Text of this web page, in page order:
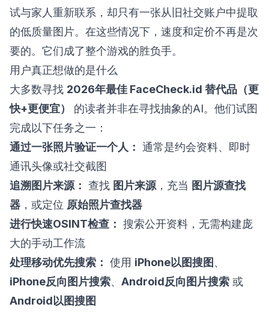
试与家人重新联系，却只有一张从旧社交账户中提取
的低质量图片。在这些情况下，速度和定价不再是次
要的。它们成了整个游戏的胜负手。
用户真正想做的是什么
大多数寻找 2026年最佳 FaceCheck.id 替代品（更
快+更便宜）
的读者并非在寻找抽象的AI。他们试图
完成以下任务之一：
通过一张照片验证一个人： 通常是约会资料、即时
通讯头像或社交截图
追溯图片来源： 查找 图片来源 ，充当 图片源查找
器 ，或定位 原始照片查找器
进行快速OSINT检查： 搜索公开资料，无需构建庞
大的手动工作流
处理移动优先搜索： 使用 iPhone以图搜图 、
iPhone反向图片搜索、 Android反向图片搜索 或
Android以图搜图